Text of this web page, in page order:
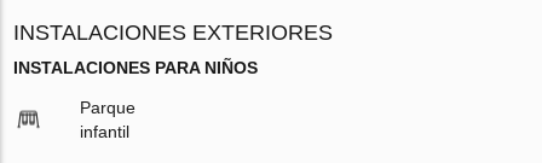
INSTALACIONES EXTERIORES
INSTALACIONES PARA NIÑOS
Parque
infantil